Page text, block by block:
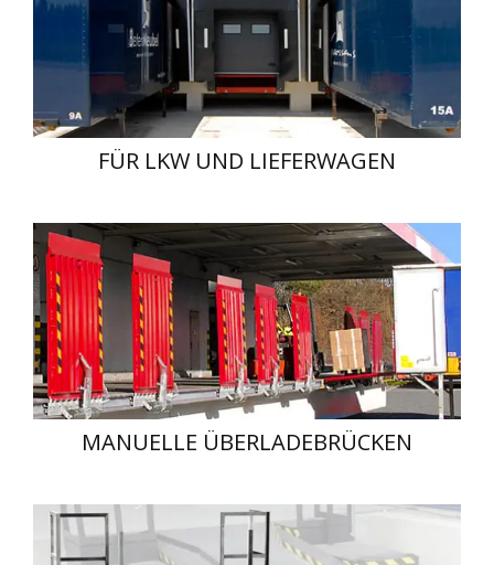
FÜR LKW UND LIEFERWAGEN
MANUELLE ÜBERLADEBRÜCKEN